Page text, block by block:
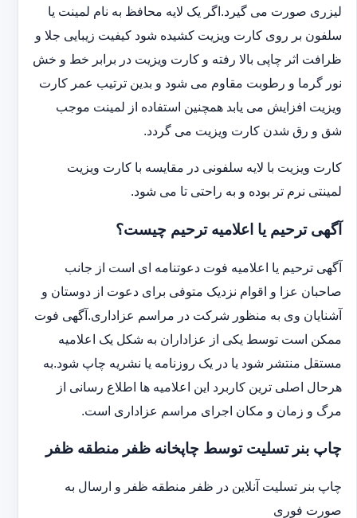
لیزری صورت می گیرد.اگر یک لایه محافظ به نام لمینت یا
سلفون بر روی کارت ویزیت کشیده شود کیفیت زیبایی جلا و
ظرافت اثر چاپی بالا رفته و کارت ویزیت در برابر خط و خش
نور گرما و رطوبت مقاوم می شود و بدین ترتیب عمر کارت
ویزیت افزایش می یابد همچنین استفاده از لمینت موجب
شق و رق شدن کارت ویزیت می گردد.
کارت ویزیت با لایه سلفونی در مقایسه با کارت ویزیت
لمینتی نرم تر بوده و به راحتی تا می شود.
آگهی ترحیم یا اعلامیه ترحیم چیست؟
آگهی ترحیم یا اعلامیه فوت دعوتنامه ای است از جانب
صاحبان عزا و اقوام نزدیک متوفی برای دعوت از دوستان و
آشنایان وی به منظور شرکت در مراسم عزاداری.آگهی فوت
ممکن است توسط یکی از عزاداران به شکل یک اعلامیه
مستقل منتشر شود یا در یک روزنامه یا نشریه چاپ شود.به
هرحال اصلی ترین کاربرد این اعلامیه ها اطلاع رسانی از
مرگ و زمان و مکان اجرای مراسم عزاداری است.
چاپ بنر تسلیت توسط چاپخانه ظفر منطقه ظفر
چاپ بنر تسلیت آنلاین در ظفر منطقه ظفر و ارسال به
صورت فوری